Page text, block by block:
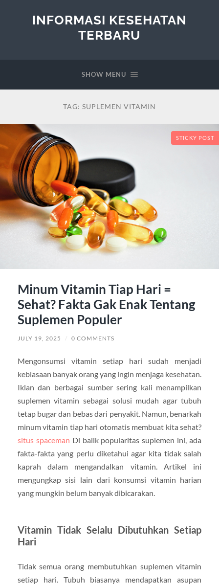
INFORMASI KESEHATAN
TERBARU
SHOW MENU
TAG: SUPLEMEN VITAMIN
STICKY POST
Minum Vitamin Tiap Hari =
Sehat? Fakta Gak Enak Tentang
Suplemen Populer
JULY 19, 2025 / 0 COMMENTS
Mengonsumsi vitamin setiap hari sudah menjadi
kebiasaan banyak orang yang ingin menjaga kesehatan.
Iklan dan berbagai sumber sering kali menampilkan
suplemen vitamin sebagai solusi mudah agar tubuh
tetap bugar dan bebas dari penyakit. Namun, benarkah
minum vitamin tiap hari otomatis membuat kita sehat?
situs spaceman Di balik popularitas suplemen ini, ada
fakta-fakta yang perlu diketahui agar kita tidak salah
kaprah dalam mengandalkan vitamin. Artikel ini
mengungkap sisi lain dari konsumsi vitamin harian
yang mungkin belum banyak dibicarakan.
Vitamin Tidak Selalu Dibutuhkan Setiap
Hari
Tidak semua orang membutuhkan suplemen vitamin
setiap hari. Tubuh biasanya mendapatkan asupan